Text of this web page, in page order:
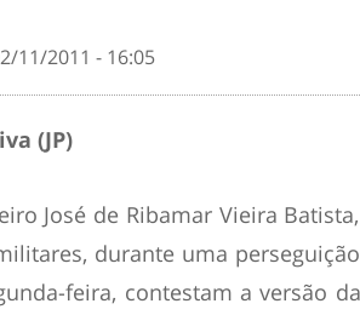
11/2011 - 16:05
(JP)
José de Ribamar Vieira
durante uma
feira, contestam a versão